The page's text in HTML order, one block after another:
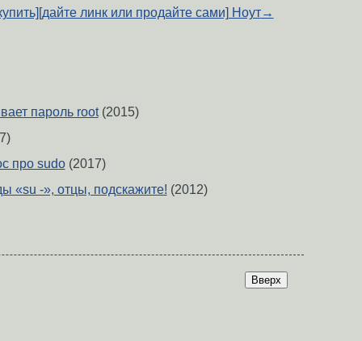
линк или продайте сами] Ноут→
пароль root(2015)
про sudo(2017)
«su -», отцы, подскажите! (2012)
Вверх